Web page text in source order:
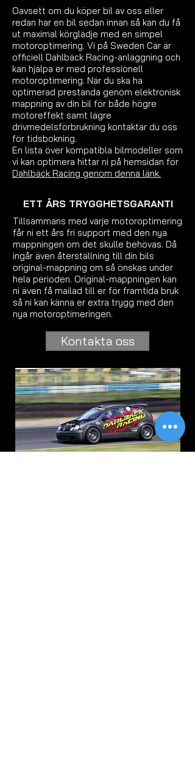
Oavsett om du köper bil av oss eller
redan har en bil sedan innan så kan du få
ut maximal körglädje med en simpel
motoroptimering. Vi på Sweden Car är
officiell Dahlbäck Racing-anläggning och
kan hjälpa er med professionell
motoroptimering. När du ska ha
optimerad prestanda genom elektronisk
mappning av din bil för både högre
motoreffekt samt lägre
drivmedelsförbrukning kontaktar du oss
för tidsbokning.
En lista över kompatibla bilmodeller som
vi kan optimera hittar ni på hemsidan för
Dahlbäck Racing genom denna länk.
ETT ÅRS TRYGGHETSGARANTI
Tillsammans med varje motoroptimering
får ni ett års fri support med den nya
mappningen om det skulle behövas. Då
ingår även återställning till din bils
original-mappning om så önskas under
hela perioden. Original-mappningen kan
ni även få mailad till er för framtida bruk
så ni kan känna er extra trygg med den
nya motoroptimeringen.
Kontakta oss